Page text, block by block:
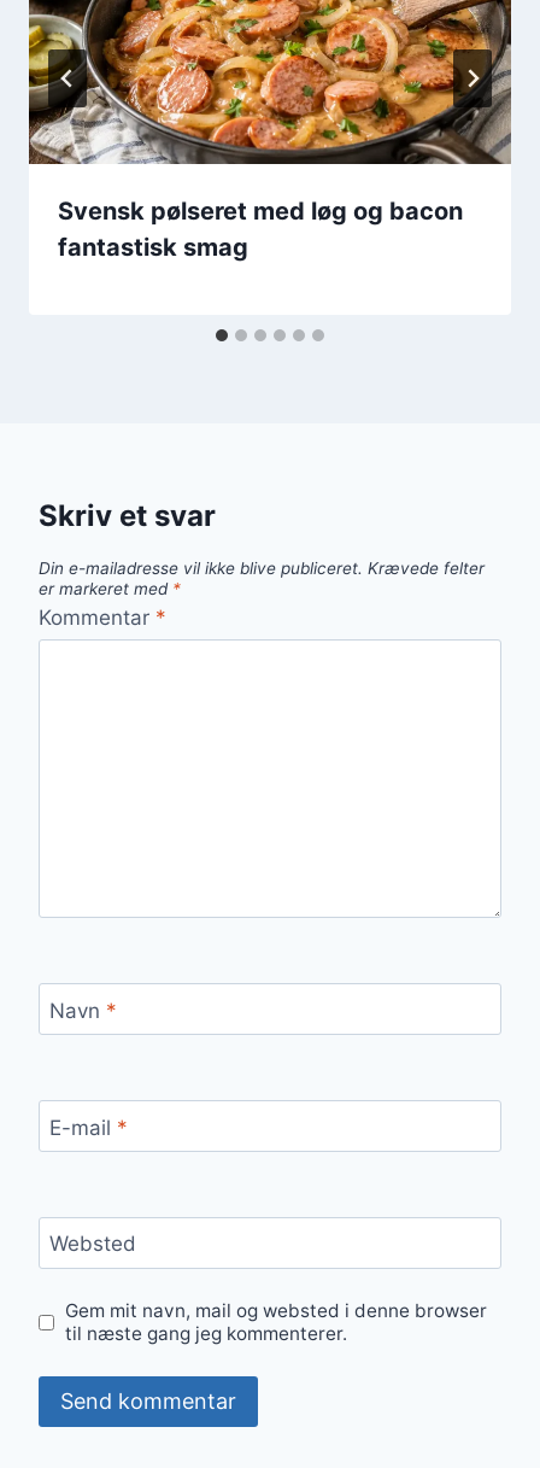
Svensk pølseret med løg og bacon
fantastisk smag
Skriv et svar
Din e-mailadresse vil ikke blive publiceret. Krævede felter
er markeret med *
Kommentar *
Navn *
E-mail *
Websted
Gem mit navn, mail og websted i denne browser
til næste gang jeg kommenterer.